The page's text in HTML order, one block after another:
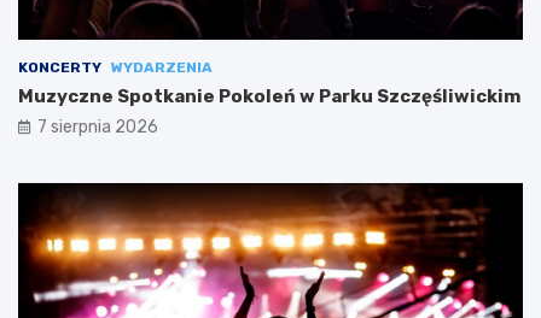
KONCERTY WYDARZENIA
Muzyczne Spotkanie Pokoleń w Parku Szczęśliwickim
7 sierpnia 2026